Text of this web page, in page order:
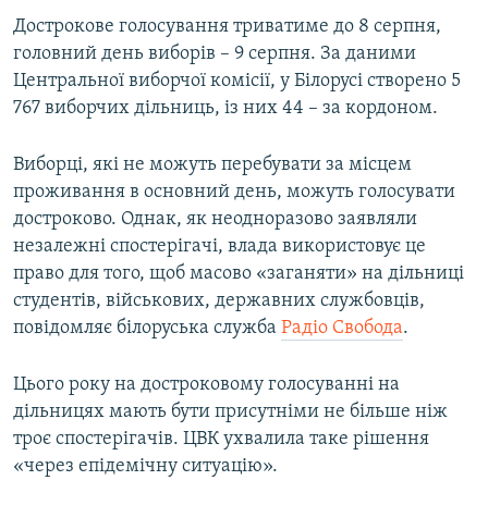
Дострокове голосування триватиме до 8 серпня,
головний день виборів – 9 серпня. За даними
Центральної виборчої комісії, у Білорусі створено 5
767 виборчих дільниць, із них 44 – за кордоном.
Виборці, які не можуть перебувати за місцем
проживання в основний день, можуть голосувати
достроково. Однак, як неодноразово заявляли
незалежні спостерігачі, влада використовує це
право для того, щоб масово «заганяти» на дільниці
студентів, військових, державних службовців,
повідомляє білоруська служба Радіо Свобода.
Цього року на достроковому голосуванні на
дільницях мають бути присутніми не більше ніж
троє спостерігачів. ЦВК ухвалила таке рішення
«через епідемічну ситуацію».